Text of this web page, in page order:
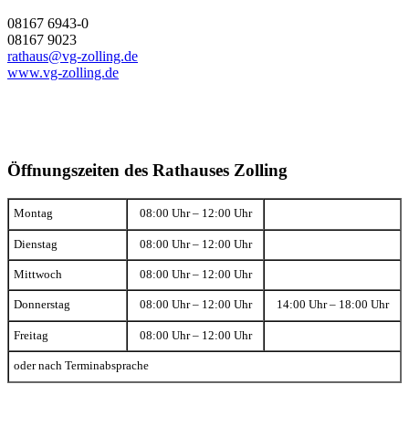
08167 6943-0
08167 9023
rathaus@vg-zolling.de
www.vg-zolling.de
Öffnungszeiten des Rathauses Zolling
Montag 08:00 Uhr – 12:00 Uhr
Dienstag 08:00 Uhr – 12:00 Uhr
Mittwoch 08:00 Uhr – 12:00 Uhr
Donnerstag 08:00 Uhr – 12:00 Uhr 14:00 Uhr – 18:00 Uhr
Freitag 08:00 Uhr – 12:00 Uhr
oder nach Terminabsprache